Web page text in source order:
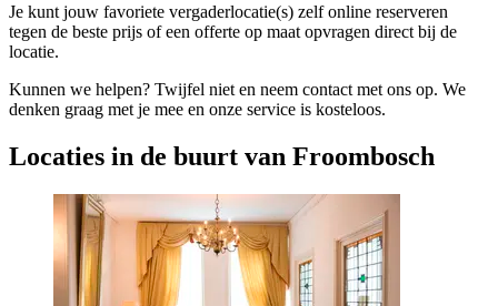
Je kunt jouw favoriete vergaderlocatie(s) zelf online reserveren
tegen de beste prijs of een offerte op maat opvragen direct bij de
locatie.
Kunnen we helpen? Twijfel niet en neem contact met ons op. We
denken graag met je mee en onze service is kosteloos.
Locaties in de buurt van Froombosch